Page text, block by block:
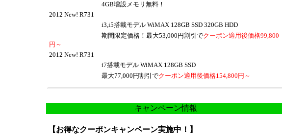
4GB増設メモリ無料！
2012 New! R731
i3,i5搭載モデル WiMAX 128GB SSD 320GB HDD
期間限定価格！最大53,000円割引でクーポン適用後価格99,800
円～
2012 New! R731
i7搭載モデル WiMAX 128GB SSD
最大77,000円割引でクーポン適用後価格154,800円～
キャンペーン情報
【お得なクーポンキャンペーン実施中！】